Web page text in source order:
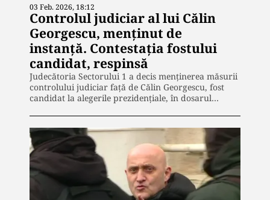
03 Feb. 2026, 18:12
Controlul judiciar al lui Călin
Georgescu, menținut de
instanță. Contestația fostului
candidat, respinsă
Judecătoria Sectorului 1 a decis menținerea măsurii
controlului judiciar față de Călin Georgescu, fost
candidat la alegerile prezidențiale, în dosarul…